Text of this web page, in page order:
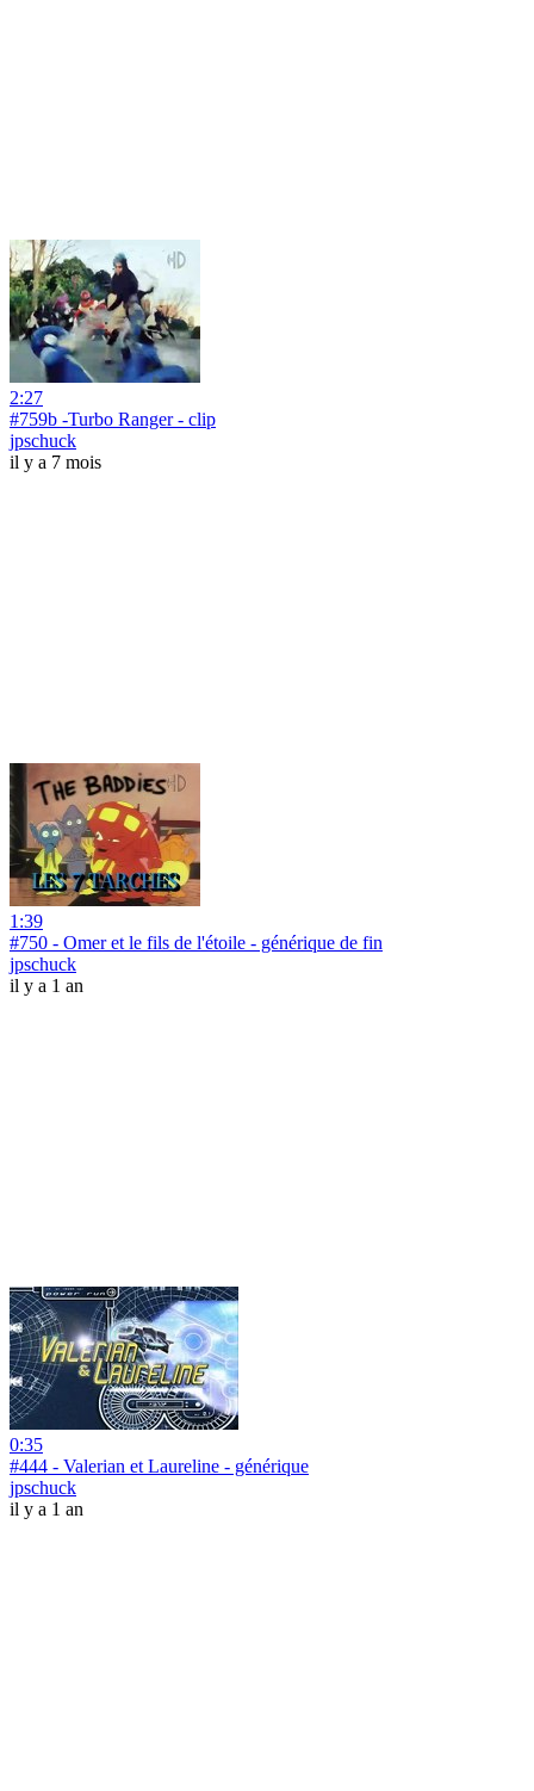
2:27
#759b -Turbo Ranger - clip
jpschuck
il y a 7 mois
1:39
#750 - Omer et le fils de l'étoile - générique de fin
jpschuck
il y a 1 an
0:35
#444 - Valerian et Laureline - générique
jpschuck
il y a 1 an